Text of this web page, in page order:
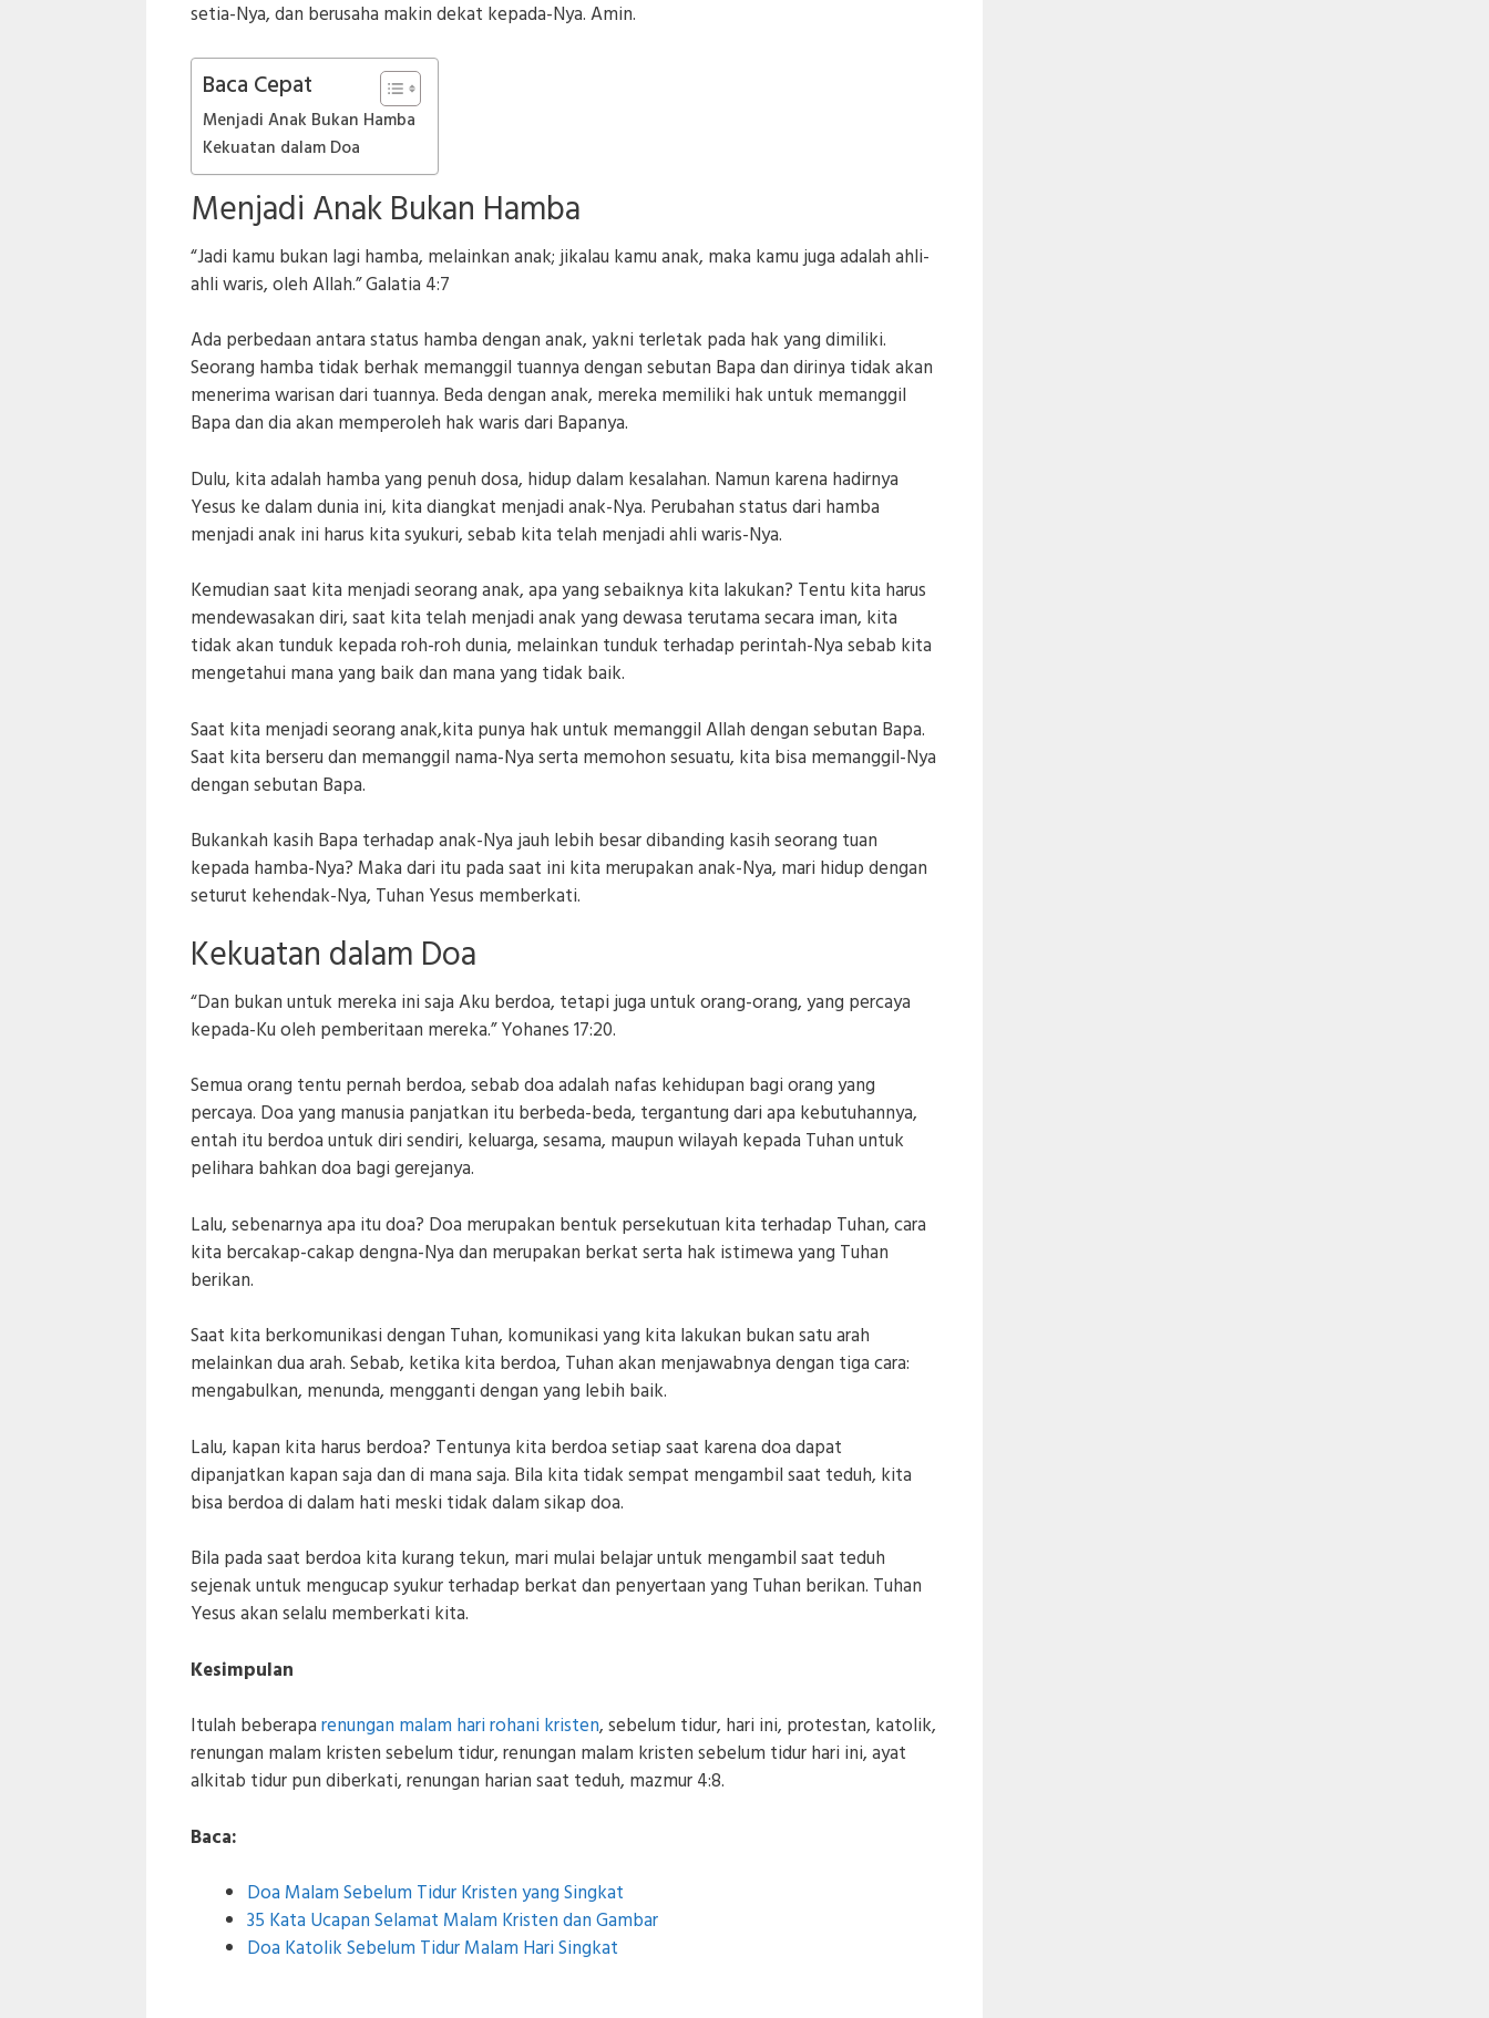
setia-Nya, dan berusaha makin dekat kepada-Nya. Amin.
Baca Cepat
Menjadi Anak Bukan Hamba
Kekuatan dalam Doa
Menjadi Anak Bukan Hamba
“Jadi kamu bukan lagi hamba, melainkan anak; jikalau kamu anak, maka kamu juga adalah ahli-
ahli waris, oleh Allah.” Galatia 4:7
Ada perbedaan antara status hamba dengan anak, yakni terletak pada hak yang dimiliki.
Seorang hamba tidak berhak memanggil tuannya dengan sebutan Bapa dan dirinya tidak akan
menerima warisan dari tuannya. Beda dengan anak, mereka memiliki hak untuk memanggil
Bapa dan dia akan memperoleh hak waris dari Bapanya.
Dulu, kita adalah hamba yang penuh dosa, hidup dalam kesalahan. Namun karena hadirnya
Yesus ke dalam dunia ini, kita diangkat menjadi anak-Nya. Perubahan status dari hamba
menjadi anak ini harus kita syukuri, sebab kita telah menjadi ahli waris-Nya.
Kemudian saat kita menjadi seorang anak, apa yang sebaiknya kita lakukan? Tentu kita harus
mendewasakan diri, saat kita telah menjadi anak yang dewasa terutama secara iman, kita
tidak akan tunduk kepada roh-roh dunia, melainkan tunduk terhadap perintah-Nya sebab kita
mengetahui mana yang baik dan mana yang tidak baik.
Saat kita menjadi seorang anak,kita punya hak untuk memanggil Allah dengan sebutan Bapa.
Saat kita berseru dan memanggil nama-Nya serta memohon sesuatu, kita bisa memanggil-Nya
dengan sebutan Bapa.
Bukankah kasih Bapa terhadap anak-Nya jauh lebih besar dibanding kasih seorang tuan
kepada hamba-Nya? Maka dari itu pada saat ini kita merupakan anak-Nya, mari hidup dengan
seturut kehendak-Nya, Tuhan Yesus memberkati.
Kekuatan dalam Doa
“Dan bukan untuk mereka ini saja Aku berdoa, tetapi juga untuk orang-orang, yang percaya
kepada-Ku oleh pemberitaan mereka.” Yohanes 17:20.
Semua orang tentu pernah berdoa, sebab doa adalah nafas kehidupan bagi orang yang
percaya. Doa yang manusia panjatkan itu berbeda-beda, tergantung dari apa kebutuhannya,
entah itu berdoa untuk diri sendiri, keluarga, sesama, maupun wilayah kepada Tuhan untuk
pelihara bahkan doa bagi gerejanya.
Lalu, sebenarnya apa itu doa? Doa merupakan bentuk persekutuan kita terhadap Tuhan, cara
kita bercakap-cakap dengna-Nya dan merupakan berkat serta hak istimewa yang Tuhan
berikan.
Saat kita berkomunikasi dengan Tuhan, komunikasi yang kita lakukan bukan satu arah
melainkan dua arah. Sebab, ketika kita berdoa, Tuhan akan menjawabnya dengan tiga cara:
mengabulkan, menunda, mengganti dengan yang lebih baik.
Lalu, kapan kita harus berdoa? Tentunya kita berdoa setiap saat karena doa dapat
dipanjatkan kapan saja dan di mana saja. Bila kita tidak sempat mengambil saat teduh, kita
bisa berdoa di dalam hati meski tidak dalam sikap doa.
Bila pada saat berdoa kita kurang tekun, mari mulai belajar untuk mengambil saat teduh
sejenak untuk mengucap syukur terhadap berkat dan penyertaan yang Tuhan berikan. Tuhan
Yesus akan selalu memberkati kita.
Kesimpulan
Itulah beberaparenungan malam hari rohani kristen, sebelum tidur, hari ini, protestan, katolik,
renungan malam kristen sebelum tidur, renungan malam kristen sebelum tidur hari ini, ayat
alkitab tidur pun diberkati, renungan harian saat teduh, mazmur 4:8.
Baca:
Doa Malam Sebelum Tidur Kristen yang Singkat
35 Kata Ucapan Selamat Malam Kristen dan Gambar
Doa Katolik Sebelum Tidur Malam Hari Singkat